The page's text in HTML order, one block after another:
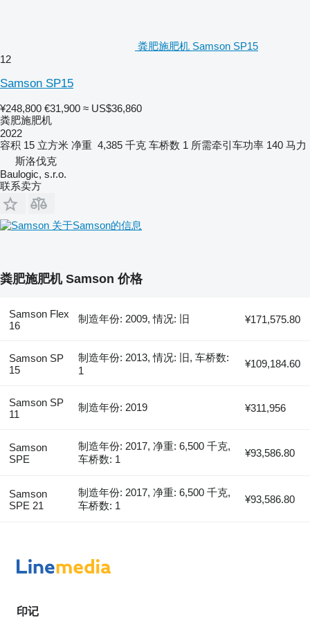
粪肥施肥机 Samson SP15
12
Samson SP15
¥248,800 €31,900 ≈ US$36,860
粪肥施肥机
2022
容积 15 立方米 净重 4,385 千克 车桥数 1 所需牵引车功率 140 马力
斯洛伐克
Baulogic, s.r.o.
联系卖方
关于Samson的信息
粪肥施肥机 Samson 价格
Samson Flex
16
制造年份: 2009, 情况: 旧 ¥171,575.80
Samson SP
15
制造年份: 2013, 情况: 旧, 车桥数:
1
¥109,184.60
Samson SP
11
制造年份: 2019 ¥311,956
Samson
SPE
制造年份: 2017, 净重: 6,500 千克,
车桥数: 1
¥93,586.80
Samson
SPE 21
制造年份: 2017, 净重: 6,500 千克,
车桥数: 1
¥93,586.80
印记